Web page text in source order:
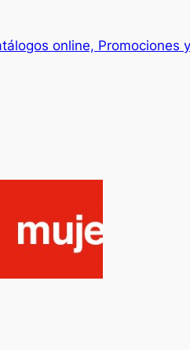
online, Promociones